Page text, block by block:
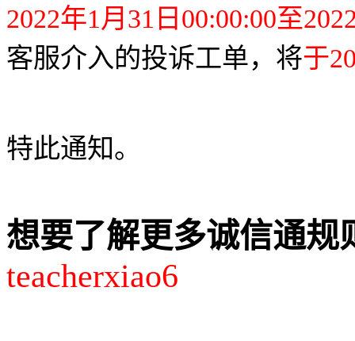
2022年1月 31 日 00:00:00至
客服介入的投诉工单，将于
特此通知。
想要了解更多诚信通规
teacherxiao6